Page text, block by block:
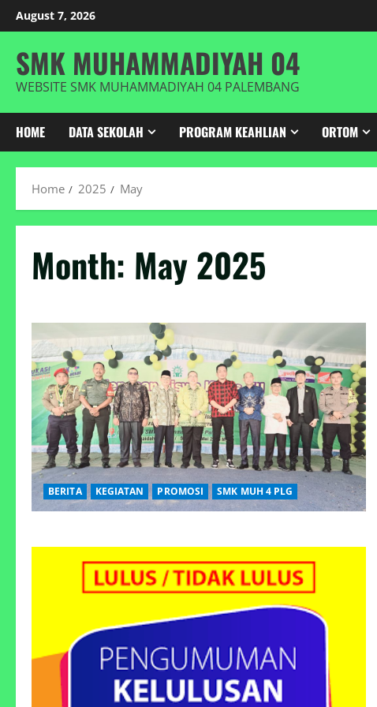
Skip
to
content
August 7, 2026
SMK MUHAMMADIYAH 04
WEBSITE SMK MUHAMMADIYAH 04 PALEMBANG
HOME DATA SEKOLAH PROGRAM KEAHLIAN ORTOM
Home 2025 May
Month: May 2025
BERITA KEGIATAN PROMOSI SMK MUH 4 PLG